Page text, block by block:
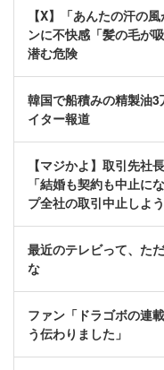
【X】「あんたの汗の
ンに不快感「髪の毛が
潜む危険
韓国で船積みの精製油
イター報道
【マジかよ】取引先社
「結婚も契約も中止
プ全社の取引中止しよう
最近のテレビって、た
な
ファン「ドラゴボの連
う伝わりました」